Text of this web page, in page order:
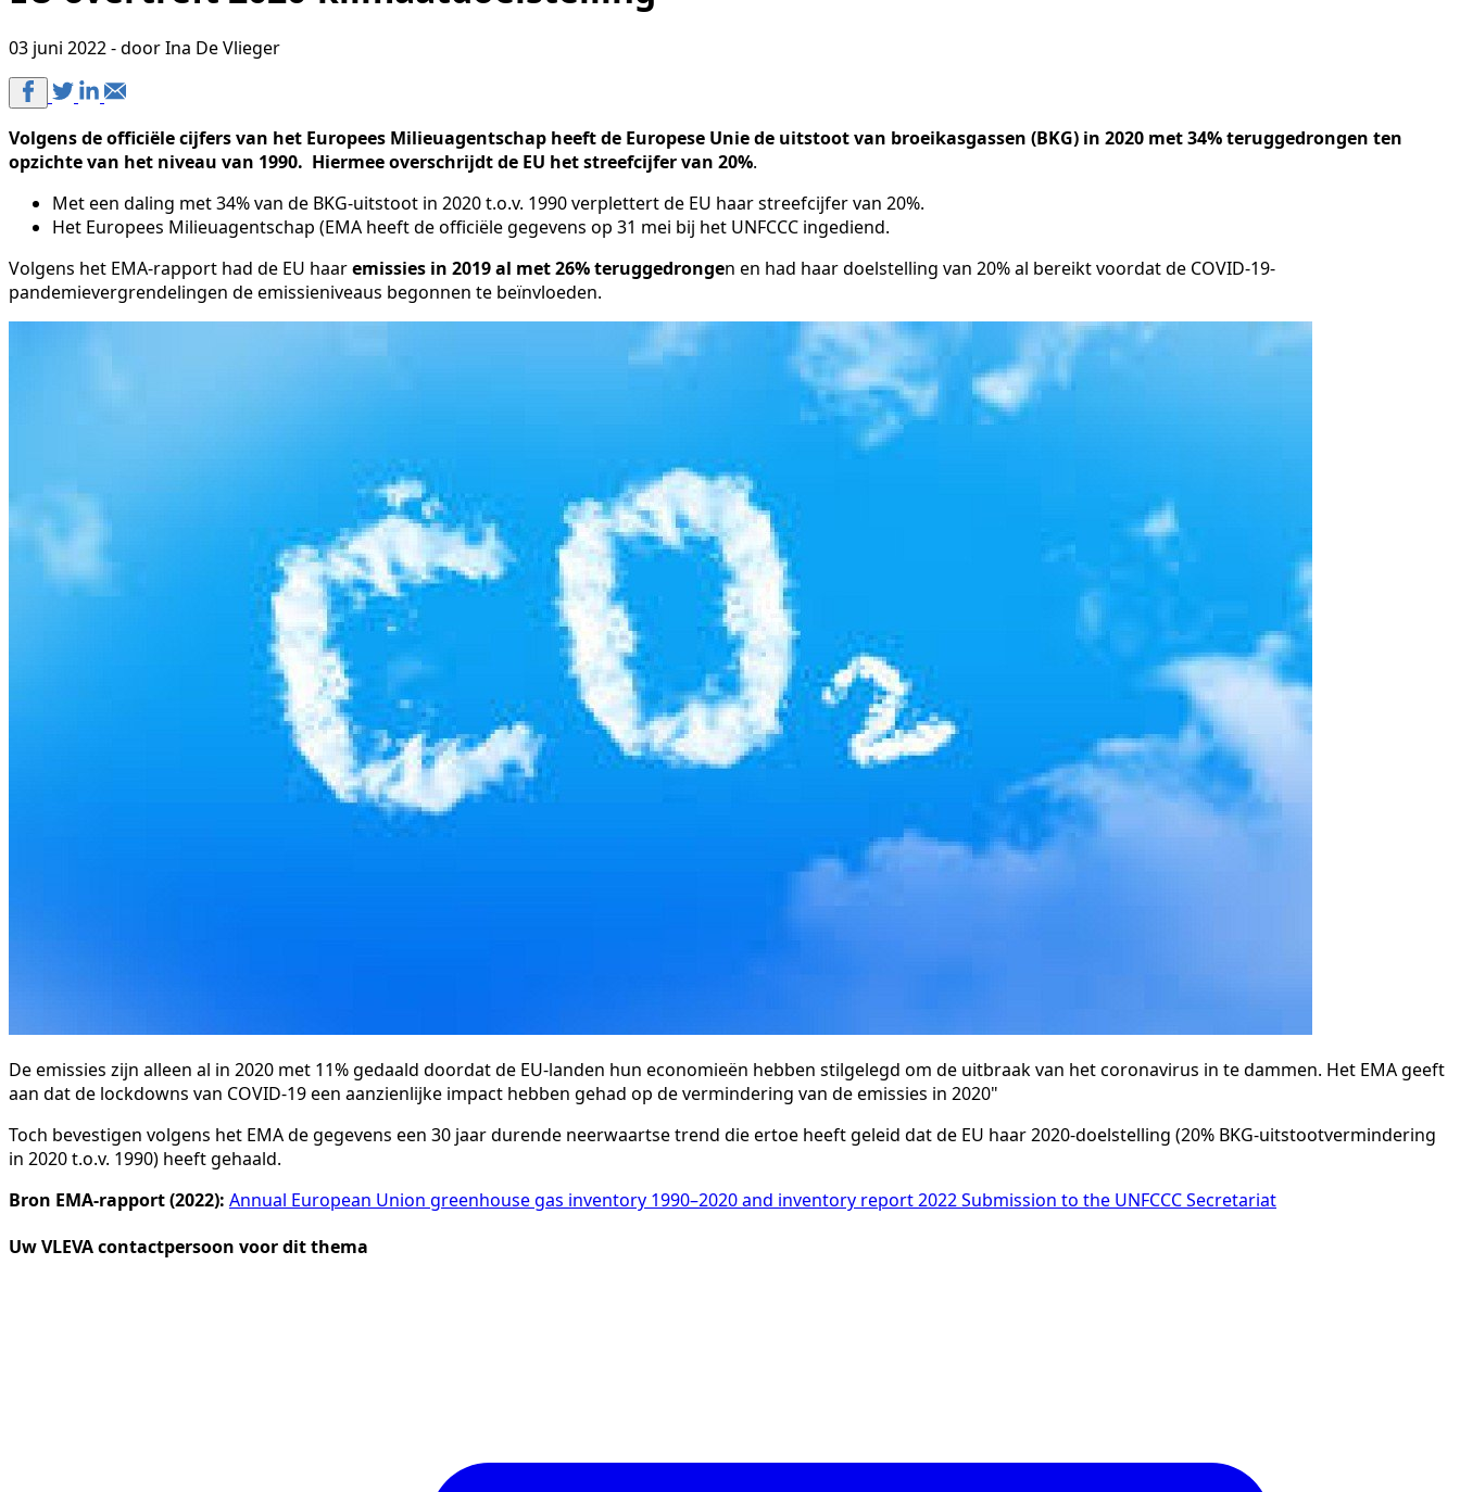
03 juni 2022 - door Ina De Vlieger
Volgens de officiële cijfers van het Europees Milieuagentschap heeft de Europese Unie de uitstoot van broeikasgassen (BKG) in 2020 met 34% teruggedrongen ten
opzichte van het niveau van 1990. Hiermee overschrijdt de EU het streefcijfer van 20%.
Met een daling met 34% van de BKG-uitstoot in 2020 t.o.v. 1990 verplettert de EU haar streefcijfer van 20%.
Het Europees Milieuagentschap (EMA heeft de officiële gegevens op 31 mei bij het UNFCCC ingediend.
Volgens het EMA-rapport had de EU haaremissies in 2019 al met 26% teruggedrongen en had haar doelstelling van 20% al bereikt voordat de COVID-19-
pandemievergrendelingen de emissieniveaus begonnen te beïnvloeden.
De emissies zijn alleen al in 2020 met 11% gedaald doordat de EU-landen hun economieën hebben stilgelegd om de uitbraak van het coronavirus in te dammen. Het EMA geeft
aan dat de lockdowns van COVID-19 een aanzienlijke impact hebben gehad op de vermindering van de emissies in 2020"
Toch bevestigen volgens het EMA de gegevens een 30 jaar durende neerwaartse trend die ertoe heeft geleid dat de EU haar 2020-doelstelling (20% BKG-uitstootvermindering
in 2020 t.o.v. 1990) heeft gehaald.
Bron EMA-rapport (2022): Annual European Union greenhouse gas inventory 1990–2020 and inventory report 2022 Submission to the UNFCCC Secretariat
Uw VLEVA contactpersoon voor dit thema